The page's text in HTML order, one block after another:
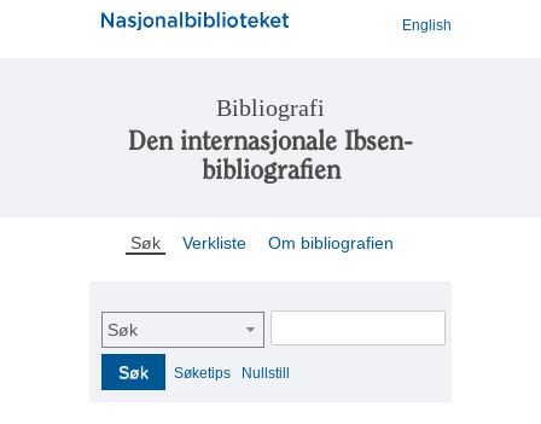
English
Bibliografi
Den internasjonale Ibsen-
bibliografien
Søk Verkliste Om bibliografien
Søk
Søk Søketips Nullstill